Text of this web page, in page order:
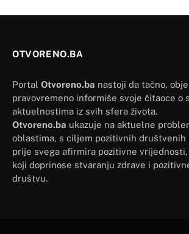
OTVORENO.BA
Portal Otvoreno.ba nastoji da tačno,
pravovremeno informiše svoje čitaoce o
aktuelnostima iz svih sfera života.
Otvoreno.ba ukazuje na aktuelne
oblastima, s ciljem pozitivnih društvenih
prije svega afirmira pozitivne
koji doprinose stvaranju zdrave i
društvu.